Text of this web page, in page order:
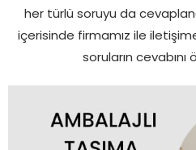
her türlü soruyu da
içerisinde firmamız ile
soruların cevabını